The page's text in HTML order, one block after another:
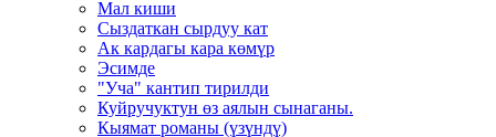
Мал киши
Сыздаткан сырдуу кат
Ак кардагы кара көмүр
Эсимде
"Уча" кантип тирилди
Куйручуктун өз аялын сынаганы.
Кыямат романы (үзүндү)